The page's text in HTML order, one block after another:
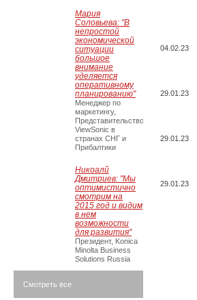
04.02.23
29.01.23
29.01.23
29.01.23
Мария
Соловьева: "В
непростой
экономической
ситуации
большое
внимание
уделяется
оперативному
планированию"
Менеджер по
маркетингу,
Представительство
ViewSonic в
странах СНГ и
Прибалтики
Никоалй
Дмитриев: "Мы
оптимистично
смотрим на
2015 год и видим
в нем
возможности
для развития"
Президент, Konica
Minolta Business
Solutions Russia
Смотреть все